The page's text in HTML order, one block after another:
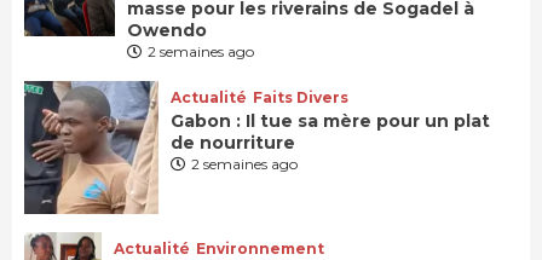
masse pour les riverains de Sogadel à
Owendo
2 semaines ago
Actualité Faits Divers
Gabon : Il tue sa mère pour un plat
de nourriture
2 semaines ago
Actualité Environnement